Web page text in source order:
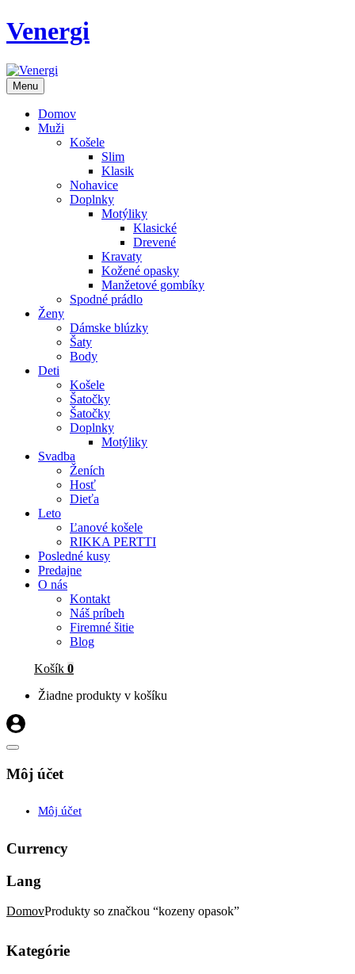
Venergi
Menu
Domov
Muži
Košele
Slim
Klasik
Nohavice
Doplnky
Motýliky
Klasické
Drevené
Kravaty
Kožené opasky
Manžetové gombíky
Spodné prádlo
Ženy
Dámske blúzky
Šaty
Body
Deti
Košele
Šatočky
Šatočky
Doplnky
Motýliky
Svadba
Ženích
Hosť
Dieťa
Leto
Ľanové košele
RIKKA PERTTI
Posledné kusy
Predajne
O nás
Kontakt
Náš príbeh
Firemné šitie
Blog
Košík 0
Žiadne produkty v košíku
Môj účet
Môj účet
Currency
Lang
DomovProdukty so značkou “kozeny opasok”
Kategórie